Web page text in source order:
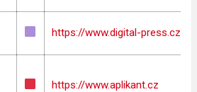
https://www.digital-press.cz
https://www.aplikant.cz